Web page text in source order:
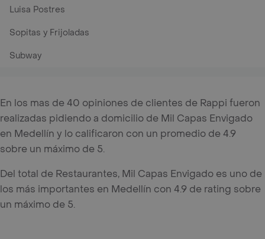
Luisa Postres
Sopitas y Frijoladas
Subway
En los mas de 40 opiniones de clientes de Rappi fueron
realizadas pidiendo a domicilio de Mil Capas Envigado
en Medellín y lo calificaron con un promedio de 4.9
sobre un máximo de 5.
Del total de Restaurantes, Mil Capas Envigado es uno de
los más importantes en Medellín con 4.9 de rating sobre
un máximo de 5.